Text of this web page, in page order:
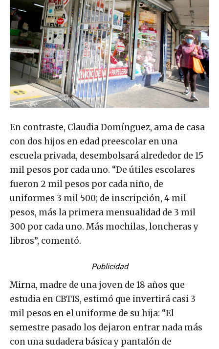
En contraste, Claudia Domínguez, ama de casa
con dos hijos en edad preescolar en una
escuela privada, desembolsará alrededor de 15
mil pesos por cada uno. “De útiles escolares
fueron 2 mil pesos por cada niño, de
uniformes 3 mil 500; de inscripción, 4 mil
pesos, más la primera mensualidad de 3 mil
300 por cada uno. Más mochilas, loncheras y
libros”, comentó.
Publicidad
Mirna, madre de una joven de 18 años que
estudia en CBTIS, estimó que invertirá casi 3
mil pesos en el uniforme de su hija: “El
semestre pasado los dejaron entrar nada más
con una sudadera básica y pantalón de